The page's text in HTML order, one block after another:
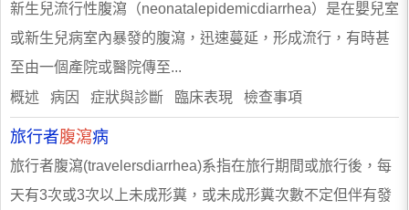
新生兒流行性腹瀉（neonatalepidemicdiarrhea）是在嬰兒室
或新生兒病室內暴發的腹瀉，迅速蔓延，形成流行，有時甚
至由一個產院或醫院傳至...
概述 病因 症狀與診斷 臨床表現 檢查事項
旅行者腹瀉病
旅行者腹瀉(travelersdiarrhea)系指在旅行期間或旅行後，每
天有3次或3次以上未成形糞，或未成形糞次數不定但伴有發